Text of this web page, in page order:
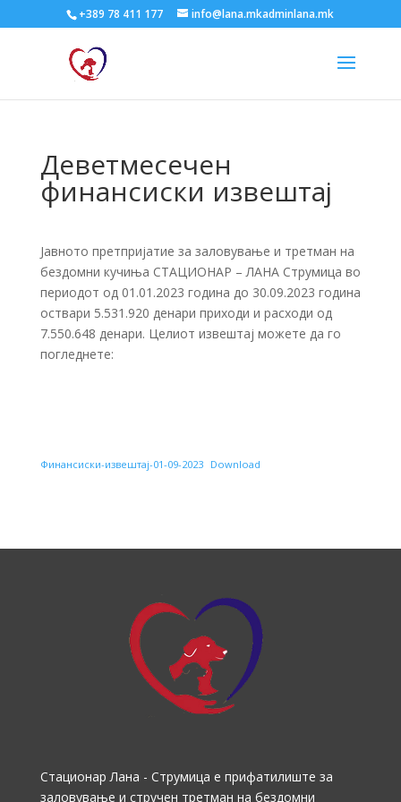
+389 78 411 177 info@lana.mkadminlana.mk
Деветмесечен
финансиски извештај
Јавното претпријатие за заловување и третман на
бездомни кучиња СТАЦИОНАР – ЛАНА Струмица во
периодот од 01.01.2023 година до 30.09.2023 година
оствари 5.531.920 денари приходи и расходи од
7.550.648 денари. Целиот извештај можете да го
погледнете:
Финансиски-извештај-01-09-2023 Download
Стационар Лана - Струмица е прифатилиште за
заловување и стручен третман на бездомни